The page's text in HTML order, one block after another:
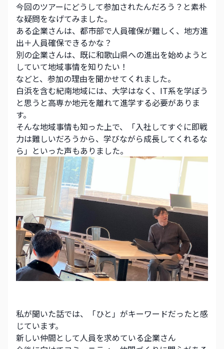
今回のツアーにどうして参加されたんだろう？と素朴
な疑問をなげてみました。
ある企業さんは、都市部で人員確保が難しく、地方進
出＋人員確保できるかな？
別の企業さんは、既に和歌山県への進出を始めようと
していて地域事情を知りたい！
などと、参加の理由を聞かせてくれました。
白浜を含む紀南地域には、大学はなく、IT系を学ぼう
と思うと高専か地元を離れて進学する必要がありま
す。
そんな地域事情も知った上で、「入社してすぐに即戦
力は難しいだろうから、学びながら成長してくれるな
ら」といった声もありました。
私が聞いた話では、「ひと」がキーワードだったと感
じています。
新しい仲間として人員を求めている企業さん